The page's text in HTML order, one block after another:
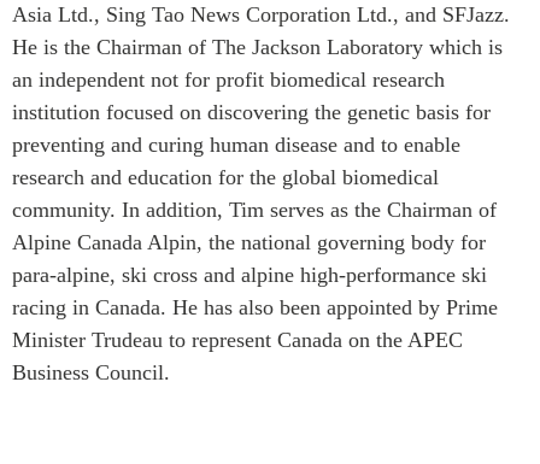
Centre sur les minéraux
critiques du Canada et de
l’Indo-Pacifique
Enjeux émergents
En éducation
féminines
Le Partenariat APEC-
Canada pour la croissance
des entreprises
i-LEAD
Pleins feux
NOTRE RÉSEAU DE
SITES WEB
Programme d’études Asie-
Pacifique
Investment Monitor
Projet APEC-Canada pour
l’expansion du partenariat
des entreprises
Asia Ltd., Sing Tao News Corporation Ltd., and SFJazz.
He is the Chairman of The Jackson Laboratory which is
an independent not for profit biomedical research
institution focused on discovering the genetic basis for
preventing and curing human disease and to enable
research and education for the global biomedical
community. In addition, Tim serves as the Chairman of
Alpine Canada Alpin, the national governing body for
para-alpine, ski cross and alpine high-performance ski
racing in Canada. He has also been appointed by Prime
Minister Trudeau to represent Canada on the APEC
Business Council.